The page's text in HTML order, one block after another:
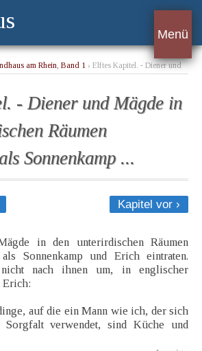
Menü
am Rhein, Band 1 › Elftes Kapitel. - Diener und
- Diener und Mägde in
Räumen
Sonnenkamp ...
Kapitel vor ›
in den unterirdischen Räumen
als Sonnenkamp und Erich eintraten.
nicht nach ihnen um, in englischer
Erich:
auf die ein Mann wie ich, der sich
verwendet, sind Küche und